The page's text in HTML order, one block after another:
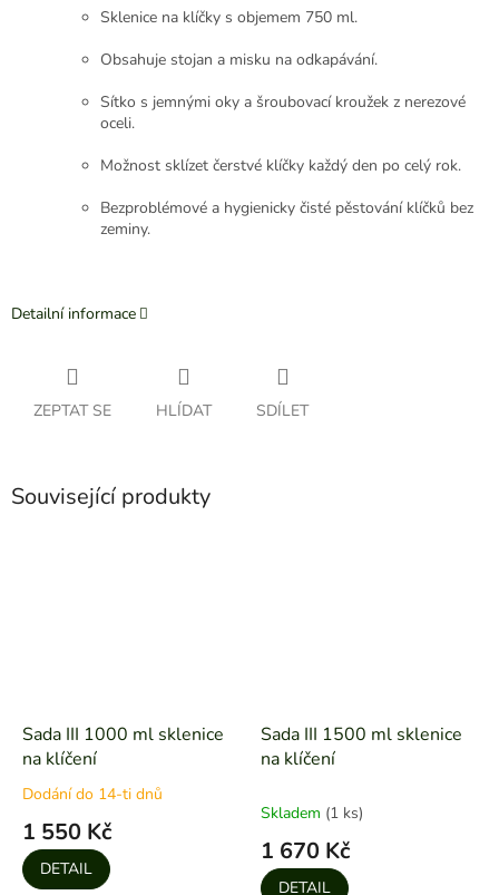
Sklenice na klíčky s objemem 750 ml.
Obsahuje stojan a misku na odkapávání.
Sítko s jemnými oky a šroubovací kroužek z nerezové
oceli.
Možnost sklízet čerstvé klíčky každý den po celý rok.
Bezproblémové a hygienicky čisté pěstování klíčků bez
zeminy.
Detailní informace
ZEPTAT SE HLÍDAT SDÍLET
Související produkty
Sada III 1000 ml sklenice
na klíčení
Průměrné
hodnocení
produktu
je
4,7
Dodání do 14-ti dnů
1 550 Kč
DETAIL
Sada III 1500 ml sklenice
na klíčení
Skladem (1 ks)
1 670 Kč
DETAIL